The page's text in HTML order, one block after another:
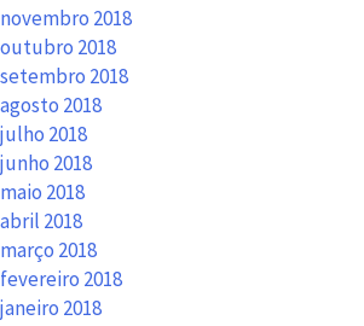
novembro 2018
outubro 2018
setembro 2018
agosto 2018
julho 2018
junho 2018
maio 2018
abril 2018
março 2018
fevereiro 2018
janeiro 2018